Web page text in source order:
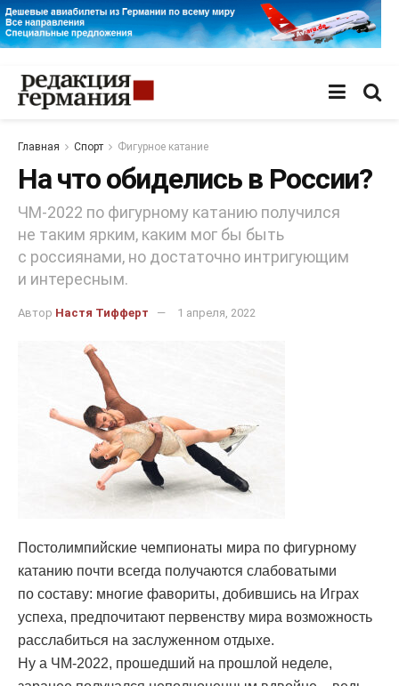
Главная Спорт Фигурное катание
На что обиделись в России?
ЧМ-2022 по фигурному катанию получился
не таким ярким, каким мог бы быть
с россиянами, но достаточно интригующим
и интересным.
Автор Настя Тифферт 1 апреля, 2022
Постолимпийские чемпионаты мира по фигурному
катанию почти всегда получаются слабоватыми
по составу: многие фавориты, добившись на Играх
успеха, предпочитают первенству мира возможность
расслабиться на заслуженном отдыхе.
Ну а ЧМ-2022, прошедший на прошлой неделе,